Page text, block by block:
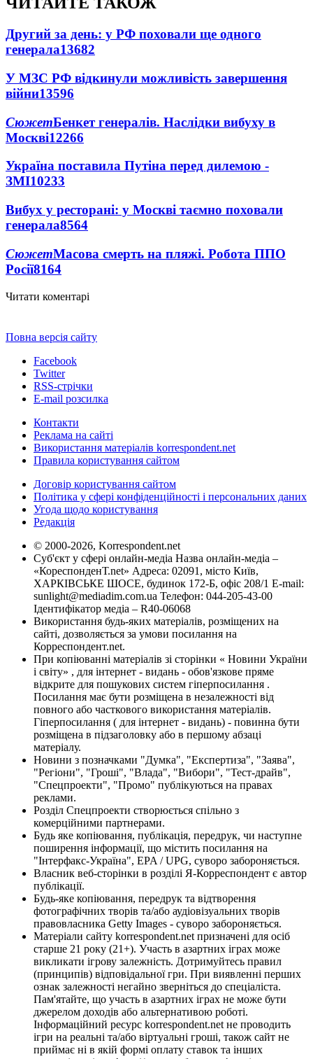
Другий за день: у РФ поховали ще одного
генерала13682
У МЗС РФ відкинули можливість завершення
війни13596
СюжетБенкет генералів. Наслідки вибуху в
Москві12266
Україна поставила Путіна перед дилемою -
ЗМІ10233
Вибух у ресторані: у Москві таємно поховали
генерала8564
СюжетМасова смерть на пляжі. Робота ППО
Росії8164
Читати коментарі
Повна версія сайту
Facebook
Twitter
RSS-стрічки
E-mail розсилка
Контакти
Реклама на сайті
Використання матеріалів korrespondent.net
Правила користування сайтом
Договір користування сайтом
Політика у сфері конфіденційності і персональних даних
Угода щодо користування
Редакція
© 2000-2026, Korrespondent.net
Суб'єкт у сфері онлайн-медіа Назва онлайн-медіа –
«КореспонденТ.net» Адреса: 02091, місто Київ,
ХАРКІВСЬКЕ ШОСЕ, будинок 172-Б, офіс 208/1 E-mail:
sunlight@mediadim.com.ua Телефон: 044-205-43-00
Ідентифікатор медіа – R40-06068
Використання будь-яких матеріалів, розміщених на
сайті, дозволяється за умови посилання на
Корреспондент.net.
При копіюванні матеріалів зі сторінки « Новини України
і світу» , для інтернет - видань - обов'язкове пряме
відкрите для пошукових систем гіперпосилання .
Посилання має бути розміщена в незалежності від
повного або часткового використання матеріалів.
Гіперпосилання ( для інтернет - видань) - повинна бути
розміщена в підзаголовку або в першому абзаці
матеріалу.
Новини з позначками "Думка", "Експертиза", "Заява",
"Регіони", "Гроші", "Влада", "Вибори", "Тест-драйв",
"Спецпроекти", "Промо" публікуються на правах
реклами.
Розділ Спецпроекти створюється спільно з
комерційними партнерами.
Будь яке копіювання, публікація, передрук, чи наступне
поширення інформації, що містить посилання на
"Інтерфакс-Україна", EPA / UPG, суворо забороняється.
Власник веб-сторінки в розділі Я-Корреспондент є автор
публікації.
Будь-яке копіювання, передрук та відтворення
фотографічних творів та/або аудіовізуальних творів
правовласника Getty Images - суворо забороняється.
Матеріали сайту korrespondent.net призначені для осіб
старше 21 року (21+). Участь в азартних іграх може
викликати ігрову залежність. Дотримуйтесь правил
(принципів) відповідальної гри. При виявленні перших
ознак залежності негайно зверніться до спеціаліста.
Пам'ятайте, що участь в азартних іграх не може бути
джерелом доходів або альтернативою роботі.
Інформаційний ресурс korrespondent.net не проводить
ігри на реальні та/або віртуальні гроші, також сайт не
приймає ні в якій формі оплату ставок та інших